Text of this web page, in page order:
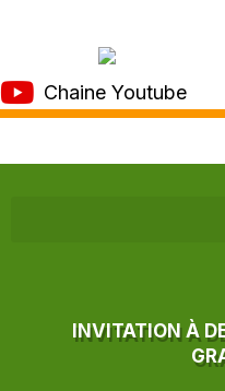
Chaine Youtube
INVITATION À